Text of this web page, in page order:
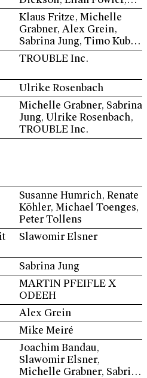
Weber et. al.
Michelle Grabner, Caleb
Schroder, Stephen
Westfall, Molly
Zuckerman-Hartung
Klaus Fritze, Michelle
Grabner, Alex Grein,
Sabrina Jung, Timo Kube,
Mike Meiré, Ulrike
Rosenbach, Ludwig
Philipp Strack, Raphael
Weilguni, Noa Yekutieli
TROUBLE Inc.
Ulrike Rosenbach
Michelle Grabner, Sabrina
Jung, Ulrike Rosenbach,
TROUBLE Inc.
Susanne Humrich, Renate
Köhler, Michael Toenges,
Peter Tollens
Slawomir Elsner
Sabrina Jung
MARTIN PFEIFLE X
ODEEH
Alex Grein
Mike Meiré
Joachim Bandau,
Slawomir Elsner,
Michelle Grabner, Sabrina